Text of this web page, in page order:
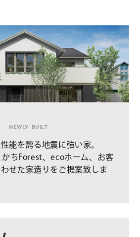
NEWLY BUILT
能を誇る地震に強い家。
かちForest、ecoホーム、お客
せた家造りをご提案致しま